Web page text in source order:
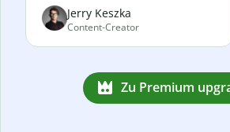
Jerry Keszka
Content-Creator
Zu Premium